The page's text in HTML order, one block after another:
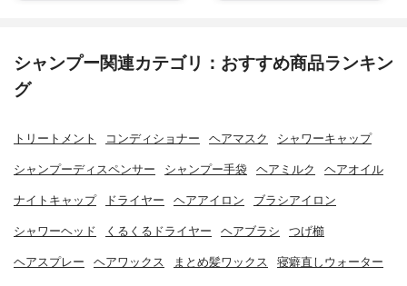
シャンプー関連カテゴリ：おすすめ商品ランキン
グ
トリートメント コンディショナー ヘアマスク シャワーキャップ
シャンプーディスペンサー シャンプー手袋 ヘアミルク ヘアオイル
ナイトキャップ ドライヤー ヘアアイロン ブラシアイロン
シャワーヘッド くるくるドライヤー ヘアブラシ つげ櫛
ヘアスプレー ヘアワックス まとめ髪ワックス 寝癖直しウォーター